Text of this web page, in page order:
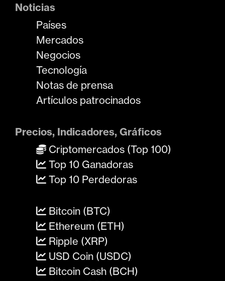
Noticias
Países
Mercados
Negocios
Tecnología
Notas de prensa
Artículos patrocinados
Precios, Indicadores, Gráficos
Criptomercados (Top 100)
Top 10 Ganadoras
Top 10 Perdedoras
Bitcoin (BTC)
Ethereum (ETH)
Ripple (XRP)
USD Coin (USDC)
Bitcoin Cash (BCH)